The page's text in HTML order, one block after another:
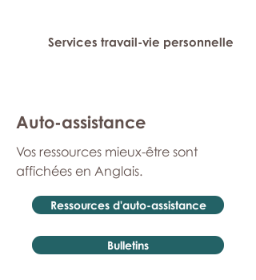
Services travail-vie personnelle
Auto-assistance
Vos ressources mieux-être sont
affichées en Anglais.
Ressources d'auto-assistance
Bulletins